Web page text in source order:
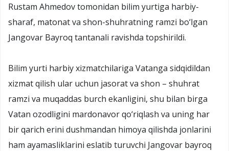
Rustam Ahmedov tomonidan bilim yurtiga harbiy-
sharaf, matonat va shon-shuhratning ramzi bo‘lgan
Jangovar Bayroq tantanali ravishda topshirildi.
Bilim yurti harbiy xizmatchilariga Vatanga sidqidildan
xizmat qilish ular uchun jasorat va shon – shuhrat
ramzi va muqaddas burch ekanligini, shu bilan birga
Vatan ozodligini mardonavor qo‘riqlash va uning har
bir qarich erini dushmandan himoya qilishda jonlarini
ham ayamasliklarini eslatib turuvchi Jangovar bayroq